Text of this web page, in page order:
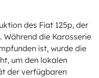
des Fiat 125p, der
Während die Karosserie
ist, wurde die
um den lokalen
der verfügbaren